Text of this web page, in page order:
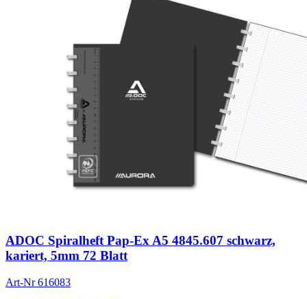
ADOC Spiralheft Pap-Ex A5 4845.607 schwarz,
kariert, 5mm 72 Blatt
Art-Nr616083